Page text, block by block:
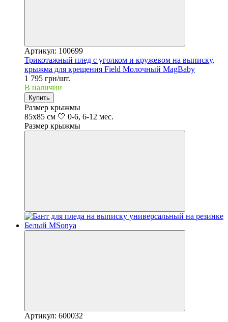
Артикул: 100699
Трикотажный плед с уголком и кружевом на выписку,
крыжма для крещения Field Молочный MagBaby
1 795 грн/шт.
В наличии
Купить
Размер крыжмы
85х85 см 🤍 0-6, 6-12 мес.
Размер крыжмы
Артикул: 600032